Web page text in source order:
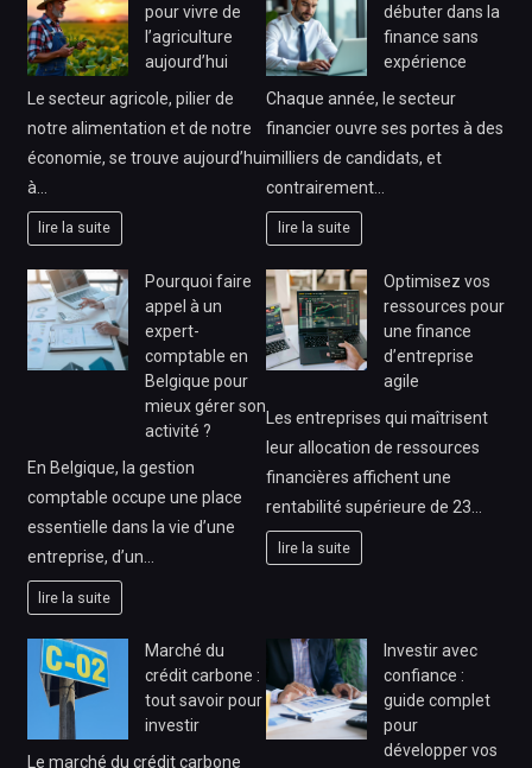
pour vivre de
l’agriculture
aujourd’hui
Le secteur agricole, pilier de
notre alimentation et de notre
économie, se trouve aujourd’hui
à…
lire la suite
débuter dans la
finance sans
expérience
Chaque année, le secteur
financier ouvre ses portes à des
milliers de candidats, et
contrairement…
lire la suite
Pourquoi faire
appel à un
expert-
comptable en
Belgique pour
mieux gérer son
activité ?
En Belgique, la gestion
comptable occupe une place
essentielle dans la vie d’une
entreprise, d’un…
lire la suite
Optimisez vos
ressources pour
une finance
d’entreprise
agile
Les entreprises qui maîtrisent
leur allocation de ressources
financières affichent une
rentabilité supérieure de 23…
lire la suite
Marché du
crédit carbone :
tout savoir pour
investir
Le marché du crédit carbone
Investir avec
confiance :
guide complet
pour
développer vos